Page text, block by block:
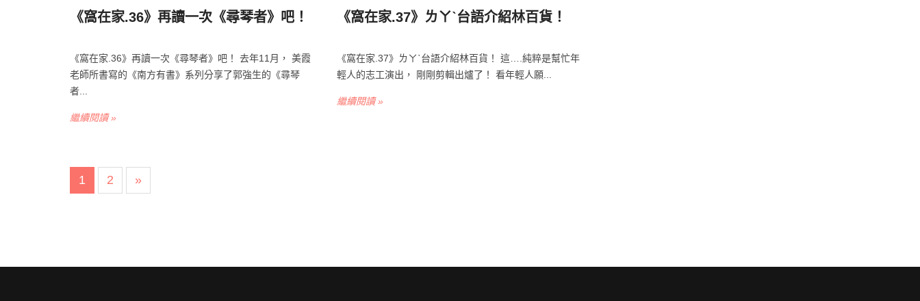
《窩在家.36》再讀一次《尋琴者》吧！
《窩在家.36》再讀一次《尋琴者》吧！ 去年11月， 美霞
老師所書寫的《南方有書》系列分享了郭強生的《尋琴
者...
繼續閱讀 »
《窩在家.37》ㄌㄚˋ台語介紹林百貨！
《窩在家.37》ㄌㄚˋ台語介紹林百貨！ 這….純粹是幫忙年
輕人的志工演出， 剛剛剪輯出爐了！ 看年輕人願...
繼續閱讀 »
1 2 »